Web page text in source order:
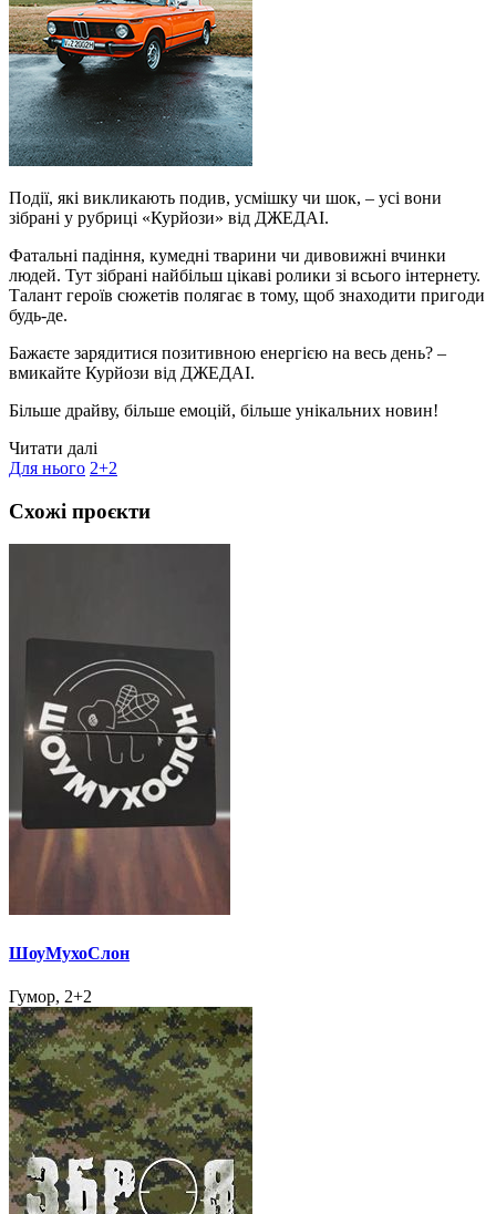
Події, які викликають подив, усмішку чи шок, – усі вони
зібрані у рубриці «Курйози» від ДЖЕДАІ.
Фатальні падіння, кумедні тварини чи дивовижні вчинки
людей. Тут зібрані найбільш цікаві ролики зі всього інтернету.
Талант героїв сюжетів полягає в тому, щоб знаходити пригоди
будь-де.
Бажаєте зарядитися позитивною енергією на весь день? –
вмикайте Курйози від ДЖЕДАІ.
Більше драйву, більше емоцій, більше унікальних новин!
Читати далі
Для нього 2+2
Схожі проєкти
ШоуМухоСлон
Гумор, 2+2